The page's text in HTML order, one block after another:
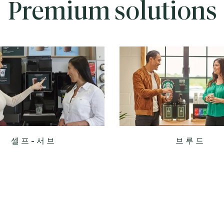
Premium solutions
셀프-서브 브루드